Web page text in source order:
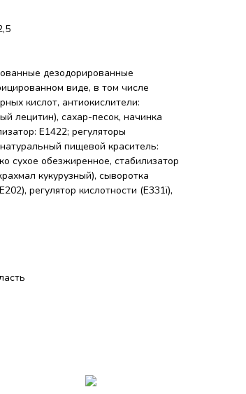
дезодорированные
виде, в том числе
кислот, антиокислители:
лецитин), сахар-песок, начинка
Е1422; регуляторы
натуральный пищевой краситель:
сухое обезжиренное, стабилизатор
кукурузный), сыворотка
регулятор кислотности (Е331ї),